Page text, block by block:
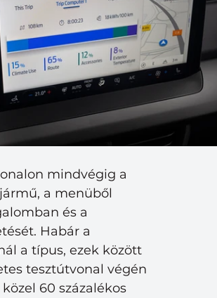
mindvégig a
a menüből
és a
Habár a
a típus, ezek között
tesztútvonal végén
60 százalékos